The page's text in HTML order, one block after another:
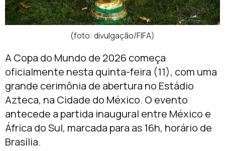
(foto: divulgação/FIFA)
A Copa do Mundo de 2026 começa
oficialmente nesta quinta-feira (11), com uma
grande cerimônia de abertura no Estádio
Azteca, na Cidade do México. O evento
antecede a partida inaugural entre México e
África do Sul, marcada para as 16h, horário de
Brasília.